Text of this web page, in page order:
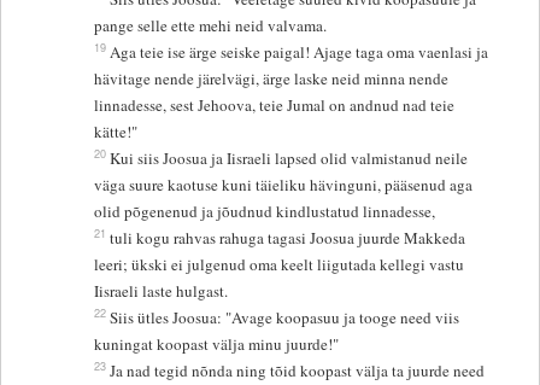
pange selle ette mehi neid valvama.
19 Aga teie ise ärge seiske paigal! Ajage taga oma vaenlasi ja
hävitage nende järelvägi, ärge laske neid minna nende
linnadesse, sest Jehoova, teie Jumal on andnud nad teie
kätte!"
20 Kui siis Joosua ja Iisraeli lapsed olid valmistanud neile
väga suure kaotuse kuni täieliku hävinguni, pääsenud aga
olid põgenenud ja jõudnud kindlustatud linnadesse,
21 tuli kogu rahvas rahuga tagasi Joosua juurde Makkeda
leeri; ükski ei julgenud oma keelt liigutada kellegi vastu
Iisraeli laste hulgast.
22 Siis ütles Joosua: "Avage koopasuu ja tooge need viis
kuningat koopast välja minu juurde!"
23 Ja nad tegid nõnda ning tõid koopast välja ta juurde need